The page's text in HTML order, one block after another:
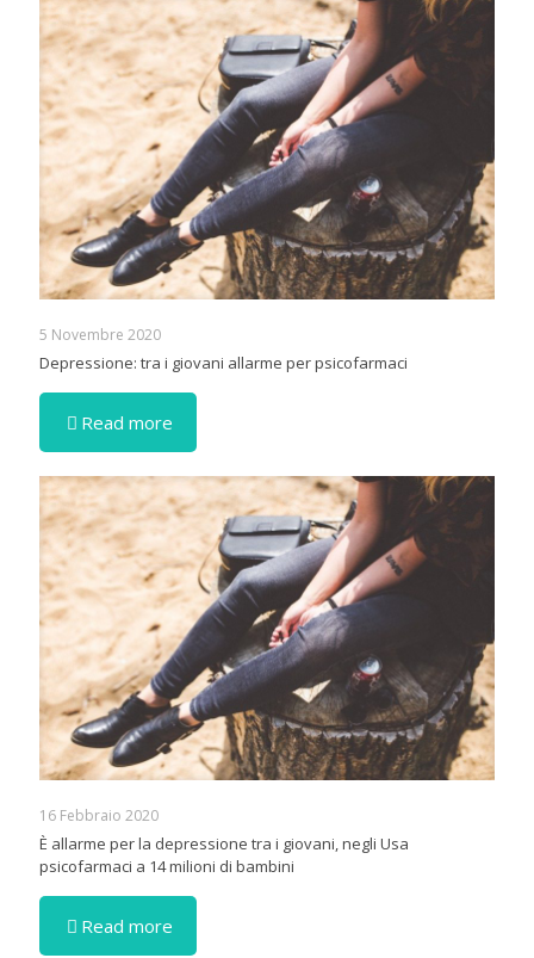
5 Novembre 2020
Depressione: tra i giovani allarme per psicofarmaci
Read more
16 Febbraio 2020
È allarme per la depressione tra i giovani, negli Usa
psicofarmaci a 14 milioni di bambini
Read more